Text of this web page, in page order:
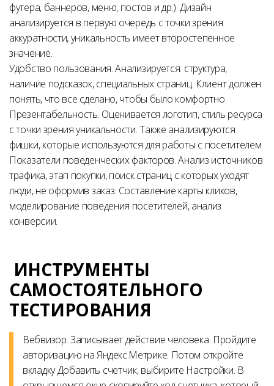
футера, баннеров, меню, постов и др.). Дизайн
анализируется в первую очередь с точки зрения
аккуратности, уникальность имеет второстепенное
значение.
Удобство пользования. Анализируется: структура,
наличие подсказок, специальных страниц. Клиент должен
понять, что все сделано, чтобы было комфортно.
Презентабельность. Оценивается логотип, стиль ресурса
с точки зрения уникальности. Также анализируются
фишки, которые используются для работы с посетителем.
Показатели поведенческих факторов. Анализ источников
трафика, этап покупки, поиск страниц с которых уходят
люди, не оформив заказ. Составление карты кликов,
моделирование поведения посетителей, анализ
конверсии.
ИНСТРУМЕНТЫ
САМОСТОЯТЕЛЬНОГО
ТЕСТИРОВАНИЯ
Вебвизор. Записывает действие человека. Пройдите
авторизацию на Яндекс.Метрике. Потом откройте
вкладку Добавить счетчик, выбирите Настройки. В